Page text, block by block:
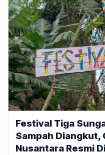
Festival Tiga
Sampah Diangkut,
Nusantara Resmi